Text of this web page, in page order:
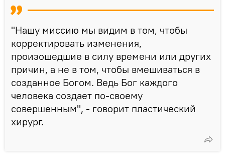
"Нашу миссию мы видим в том, чтобы
корректировать изменения,
произошедшие в силу времени или других
причин, а не в том, чтобы вмешиваться в
созданное Богом. Ведь Бог каждого
человека создает по-своему
совершенным", - говорит пластический
хирург.